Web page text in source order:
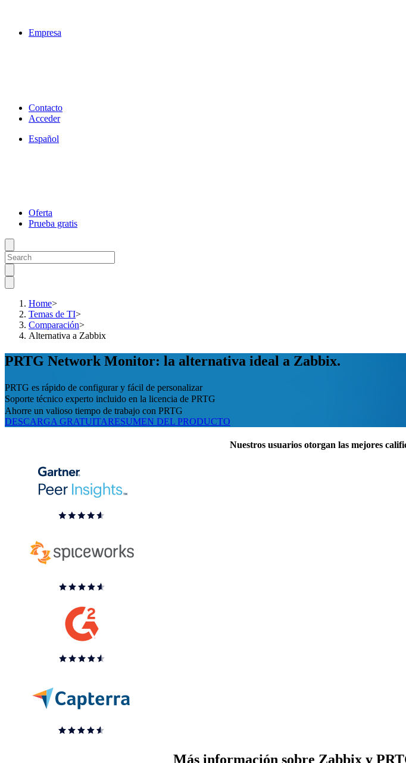
Empresa
Contacto
Acceder
Español
Oferta
Prueba gratis
Home>
Temas de TI>
Comparación>
Alternativa a Zabbix
PRTG Network Monitor: la alternativa ideal a Zabbix.
PRTG es rápido de configurar y fácil de personalizar
Soporte técnico experto incluido en la licencia de PRTG
Ahorre un valioso tiempo de trabajo con PRTG
DESCARGA GRATUITARESUMEN DEL PRODUCTO
Nuestros usuarios otorgan las mejores
Más información sobre Zabbix y